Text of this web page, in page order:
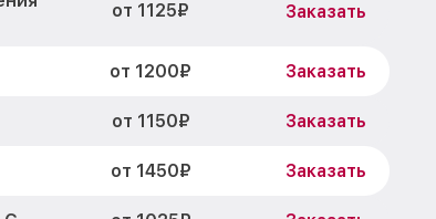
от 1125₽ Заказать
от 1200₽ Заказать
от 1150₽ Заказать
от 1450₽ Заказать